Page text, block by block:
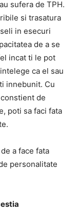
sufera de TPH.
si trasatura
in esecuri
de a se
incat ti le pot
ca el sau
innebunit. Cu
de
poti sa faci fata
a face fata
personalitate